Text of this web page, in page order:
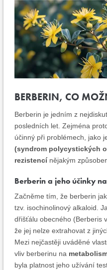
Značky
BERBERIN, CO
Berberin je jedním z
posledních let. Zejména
účinný při problémech, jako
(syndrom polycystických
rezistencínějakým
Berberin a jeho účinky
Začněme tím, že berberin
tzv. isochinolinový alkaloid.
dřišťálu obecného (Berberis
že jej nelze extrahovat z
Mezi nejčastěji uváděné
vliv berberinu na
byla platnost jeho užívání